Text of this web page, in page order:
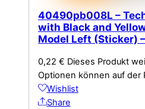
40490pb008L –
with Black and
Model Left (Sticker)
0,22 € Dieses Produkt
Optionen können auf der
Wishlist
Share